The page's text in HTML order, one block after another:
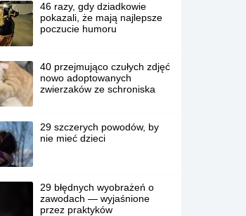
46 razy, gdy dziadkowie
pokazali, że mają najlepsze
poczucie humoru
40 przejmująco czułych zdjęć
nowo adoptowanych
zwierzaków ze schroniska
29 szczerych powodów, by
nie mieć dzieci
29 błędnych wyobrażeń o
zawodach — wyjaśnione
przez praktyków